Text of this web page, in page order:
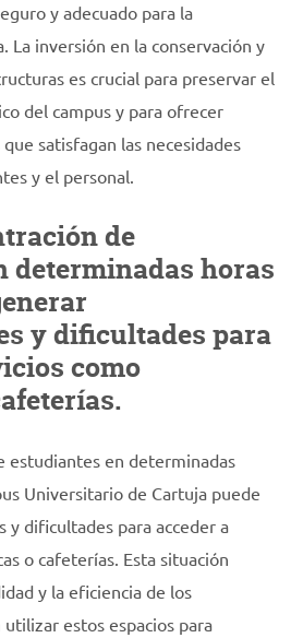
y adecuado para la
La inversión en la conservación y
es crucial para preservar el
del campus y para ofrecer
satisfagan las necesidades
y el personal.
de
determinadas horas
y dificultades para
como
estudiantes en determinadas
Universitario de Cartuja puede
y dificultades para acceder a
o cafeterías. Esta situación
y la eficiencia de los
estos espacios para